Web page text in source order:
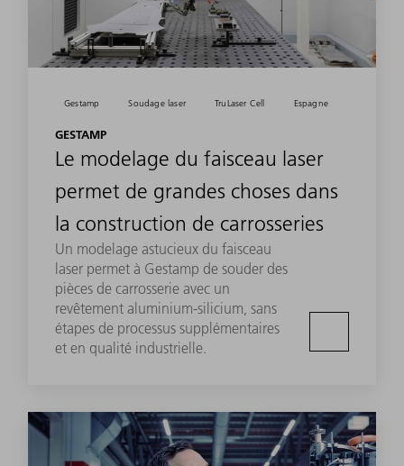
Gestamp Soudage laser TruLaser Cell Espagne
GESTAMP
Le modelage du faisceau laser
permet de grandes choses dans
la construction de carrosseries
Un modelage astucieux du faisceau
laser permet à Gestamp de souder des
pièces de carrosserie avec un
revêtement aluminium-silicium, sans
étapes de processus supplémentaires
et en qualité industrielle.